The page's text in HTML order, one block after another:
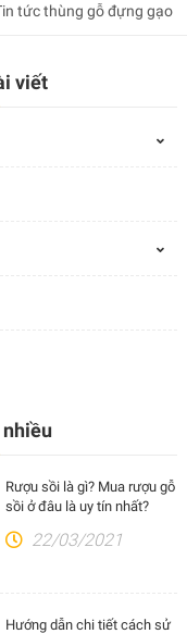
tức thùng gỗ đựng gạo
viết
Rượu sồi là gì? Mua rượu gỗ
sồi ở đâu là uy tín nhất?
22/03/2021
Hướng dẫn chi tiết cách sử